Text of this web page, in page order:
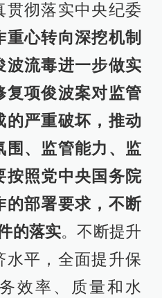
贯彻落实中央纪委
重心转向深挖机制
波流毒进一步做实
复项俊波案对监管
的严重破坏，推动
围、监管能力、监
按照党中央国务院
的部署要求，不断
的落实。不断提升
水平，全面提升保
效率、质量和水